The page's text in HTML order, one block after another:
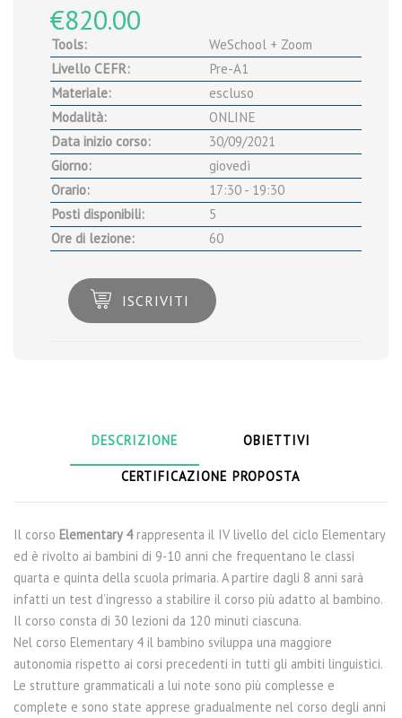
€820.00
Tools:
WeSchool + Zoom
Livello CEFR:
Pre-A1
Materiale:
escluso
Modalità:
ONLINE
Data inizio corso:
30/09/2021
Giorno:
giovedì
Orario:
17:30 - 19:30
Posti disponibili:
5
Ore di lezione:
60
ISCRIVITI
DESCRIZIONE OBIETTIVI
CERTIFICAZIONE PROPOSTA
Il corso Elementary 4rappresenta il IV livello del ciclo Elementary
ed è rivolto ai bambini di 9-10 anni che frequentano le classi
quarta e quinta della scuola primaria. A partire dagli 8 anni sarà
infatti un test d’ingresso a stabilire il corso più adatto al bambino.
Il corso consta di 30 lezioni da 120 minuti ciascuna.
Nel corso Elementary 4 il bambino sviluppa una maggiore
autonomia rispetto ai corsi precedenti in tutti gli ambiti linguistici.
Le strutture grammaticali a lui note sono più complesse e
complete e sono state apprese gradualmente nel corso degli anni